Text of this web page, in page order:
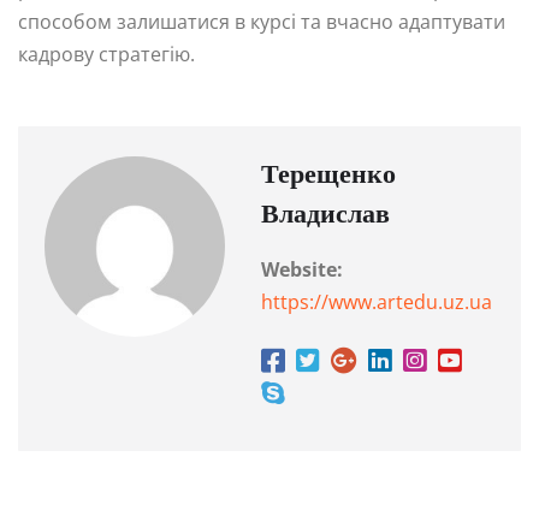
способом залишатися в курсі та вчасно адаптувати
кадрову стратегію.
Терещенко
Владислав
Website:
https://www.artedu.uz.ua